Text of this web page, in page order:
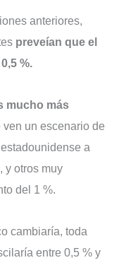
anteriores,
preveían que el
%.
mucho más
un escenario de
a
y otros muy
del 1 %.
cambiaría, toda
entre 0,5 % y